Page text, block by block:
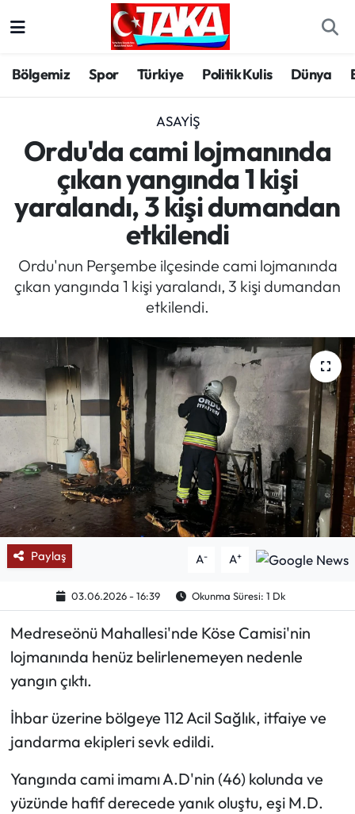
Bölgemiz Spor Türkiye Politik Kulis Dünya
ASAYIŞ
Ordu'da cami lojmanında
çıkan yangında 1 kişi
yaralandı, 3 kişi dumandan
etkilendi
Ordu'nun Perşembe ilçesinde cami lojmanında
çıkan yangında 1 kişi yaralandı, 3 kişi dumandan
etkilendi.
Paylaş A- A+
03.06.2026 - 16:39 Okunma Süresi: 1 Dk
Medreseönü Mahallesi'nde Köse Camisi'nin
lojmanında henüz belirlenemeyen nedenle
yangın çıktı.
İhbar üzerine bölgeye 112 Acil Sağlık, itfaiye ve
jandarma ekipleri sevk edildi.
Yangında cami imamı A.D'nin (46) kolunda ve
yüzünde hafif derecede yanık oluştu, eşi M.D.
Spor
Türkiye
Kültür/Sanat
Politika
Politik Kulis
Magazin
Mektup Galeri
Röportaj
Manşet
Köşe Yazıları
Karikatür Galeri
ASTROLOJİ
Spor Yazıları
Ekonomi
Sağlık
Trabzon Hava Durumu
Trabzon Trafik Yoğunluk Haritası
Süper Lig Puan Durumu ve Fikstür
Tüm Manşetler
Son Dakika Haberleri